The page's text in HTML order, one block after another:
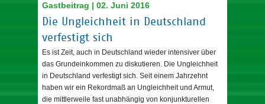
Gastbeitrag | 02. Juni 2016
Die Ungleichheit in Deutschland
verfestigt sich
Es ist Zeit, auch in Deutschland wieder intensiver über
das Grundeinkommen zu diskutieren. Die Ungleichheit
in Deutschland verfestigt sich. Seit einem Jahrzehnt
haben wir ein Rekordmaß an Ungleichheit und Armut,
die mittlerweile fast unabhängig von konjunkturellen